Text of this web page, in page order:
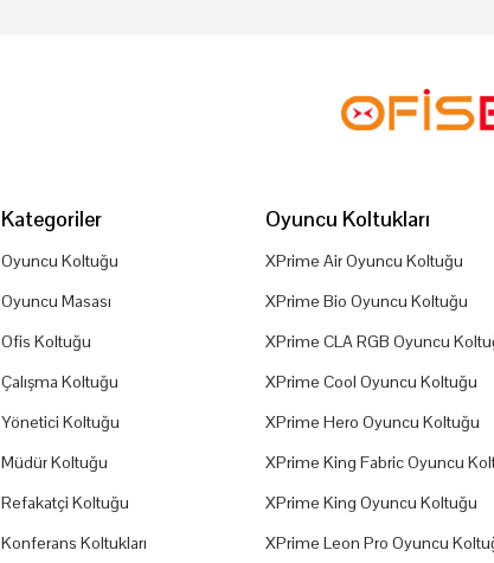
Kategoriler
Oyuncu Koltuğu
Oyuncu Masası
Ofis Koltuğu
Çalışma Koltuğu
Yönetici Koltuğu
Müdür Koltuğu
Refakatçi Koltuğu
Konferans Koltukları
Oyuncu Koltukları
XPrime Air Oyuncu Koltuğu
XPrime Bio Oyuncu Koltuğu
XPrime CLA RGB Oyuncu
XPrime Cool Oyuncu Koltuğu
XPrime Hero Oyuncu Koltuğu
XPrime King Fabric Oyuncu
XPrime King Oyuncu Koltuğu
XPrime Leon Pro Oyuncu